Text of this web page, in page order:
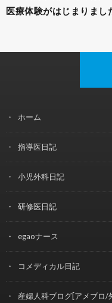
医療体験がはじまりまし
ホーム
指導医日記
小児外科日記
研修医日記
egaoナース
コメディカル日記
産婦人科ブログ[アメブロ/